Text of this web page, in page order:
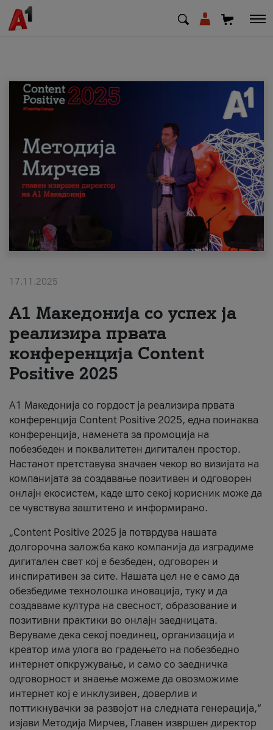
МК EN
Приватни Деловни
Поддршка
Надополни кредит
#ПодобарОнлајн
17.11.2025
А1 Македонија со успех ја
реализира првата
конференција Content
Positive 2025
А1 Македонија со гордост ја реализира првата
конференција Content Positive 2025, една поинаква
конференција, наменета за промоција на
побезбеден и поквалитетен дигитален простор.
Настанот претставува значаен чекор во визијата на
компанијата за создавање позитивен и одговорен
онлајн екосистем, каде што секој корисник може да
се чувствува заштитено и информирано.
„Content Positive 2025 ја потврдува нашата
долгорочна заложба како компанија да изградиме
дигитален свет кој е безбеден, одговорен и
инспиративен за сите. Нашата цел не е само да
обезбедиме технолошка иновација, туку и да
создаваме култура на свесност, образование и
позитивни практики во онлајн заедницата.
Веруваме дека секој поединец, организација и
креатор има улога во градењето на побезбедно
интернет опкружување, и само со заедничка
одговорност и знаење можеме да овозможиме
интернет кој е инклузивен, доверлив и
поттикнувачки за развојот на следната генерација,“
изјави Методија Мирчев, Главен извршен директор